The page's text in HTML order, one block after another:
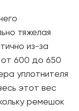
тяжелая
из-за
600 до 650
уплотнителя
этот вес
ремешок